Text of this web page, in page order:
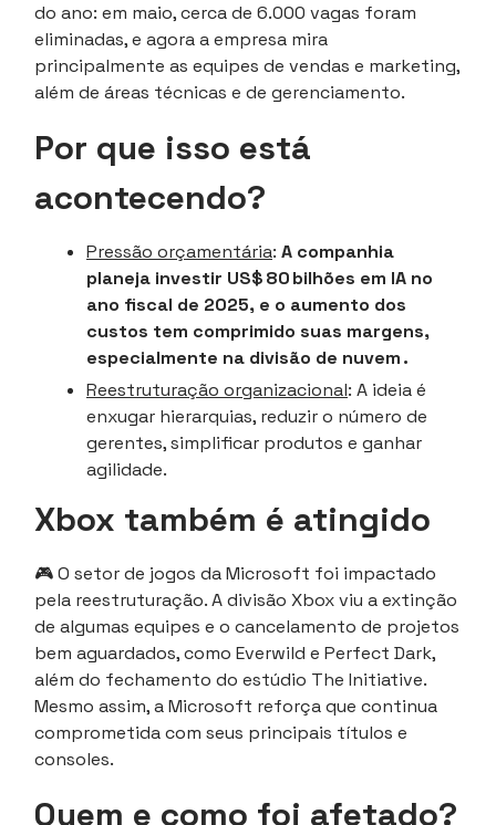
do ano: em maio, cerca de 6.000 vagas foram
eliminadas, e agora a empresa mira
principalmente as equipes de vendas e marketing,
além de áreas técnicas e de gerenciamento.
Por que isso está
acontecendo?
Pressão orçamentária: A companhia
planeja investir US$ 80 bilhões em IA no
ano fiscal de 2025, e o aumento dos
custos tem comprimido suas margens,
especialmente na divisão de nuvem .
Reestruturação organizacional: A ideia é
enxugar hierarquias, reduzir o número de
gerentes, simplificar produtos e ganhar
agilidade.
Xbox também é atingido
🎮 O setor de jogos da Microsoft foi impactado
pela reestruturação. A divisão Xbox viu a extinção
de algumas equipes e o cancelamento de projetos
bem aguardados, como Everwild e Perfect Dark,
além do fechamento do estúdio The Initiative.
Mesmo assim, a Microsoft reforça que continua
comprometida com seus principais títulos e
consoles.
Quem e como foi afetado?